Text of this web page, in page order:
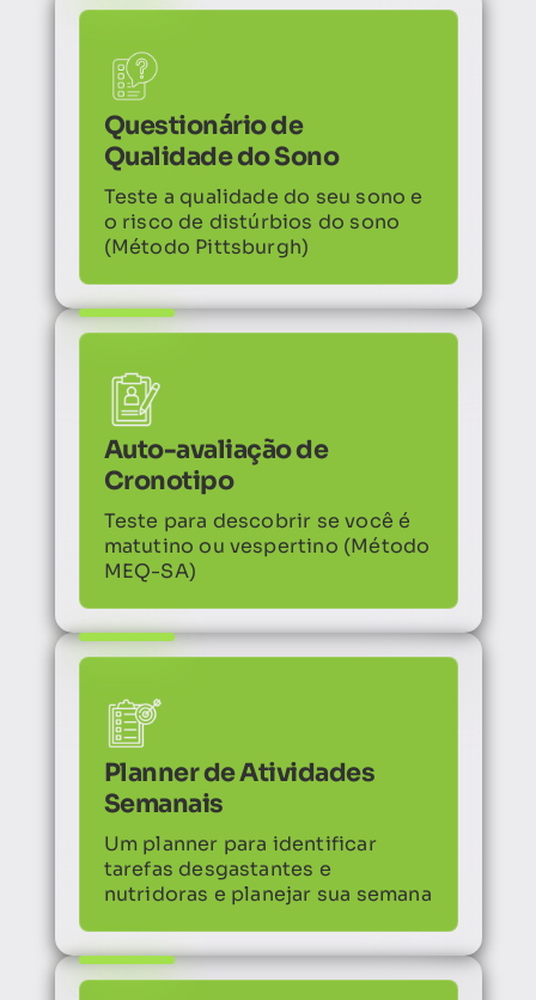
Questionário de
Qualidade do Sono
Teste a qualidade do seu sono e
o risco de distúrbios do sono
(Método Pittsburgh)
Auto-avaliação de
Cronotipo
Teste para descobrir se você é
matutino ou vespertino (Método
MEQ-SA)
Planner de Atividades
Semanais
Um planner para identificar
tarefas desgastantes e
nutridoras e planejar sua semana